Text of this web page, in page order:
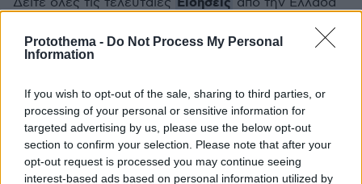
Protothema - Do Not Process My Personal
Information
If you wish to opt-out of the sale, sharing to third parties, or
processing of your personal or sensitive information for
targeted advertising by us, please use the below opt-out
section to confirm your selection. Please note that after your
opt-out request is processed you may continue seeing
interest-based ads based on personal information utilized by
Σχετικά Άρθρα
Protothema.gr